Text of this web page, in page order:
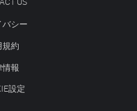
バシー
規約
情報
設定